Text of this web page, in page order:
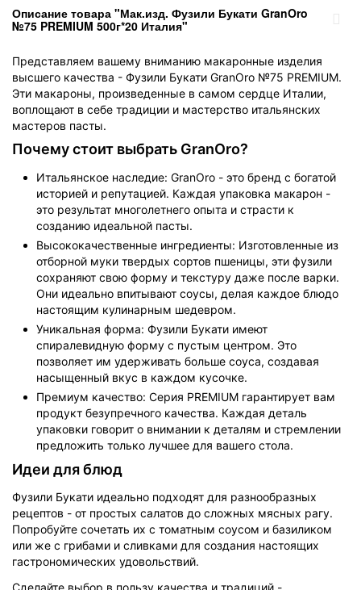
Описание товара "Мак.изд. Фузили Букати GranOro
№75 PREMIUM 500г*20 Италия"
Представляем вашему вниманию макаронные изделия
высшего качества - Фузили Букати GranOro №75 PREMIUM.
Эти макароны, произведенные в самом сердце Италии,
воплощают в себе традиции и мастерство итальянских
мастеров пасты.
Почему стоит выбрать GranOro?
Итальянское наследие: GranOro - это бренд с богатой
историей и репутацией. Каждая упаковка макарон -
это результат многолетнего опыта и страсти к
созданию идеальной пасты.
Высококачественные ингредиенты: Изготовленные из
отборной муки твердых сортов пшеницы, эти фузили
сохраняют свою форму и текстуру даже после варки.
Они идеально впитывают соусы, делая каждое блюдо
настоящим кулинарным шедевром.
Уникальная форма: Фузили Букати имеют
спиралевидную форму с пустым центром. Это
позволяет им удерживать больше соуса, создавая
насыщенный вкус в каждом кусочке.
Премиум качество: Серия PREMIUM гарантирует вам
продукт безупречного качества. Каждая деталь
упаковки говорит о внимании к деталям и стремлении
предложить только лучшее для вашего стола.
Идеи для блюд
Фузили Букати идеально подходят для разнообразных
рецептов - от простых салатов до сложных мясных рагу.
Попробуйте сочетать их с томатным соусом и базиликом
или же с грибами и сливками для создания настоящих
гастрономических удовольствий.
Сделайте выбор в пользу качества и традиций -